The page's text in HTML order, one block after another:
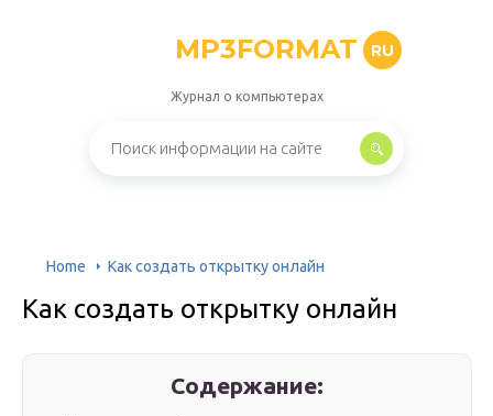
MP3FORMAT RU
Журнал о компьютерах
Home Как создать открытку онлайн
Как создать открытку онлайн
Содержание: